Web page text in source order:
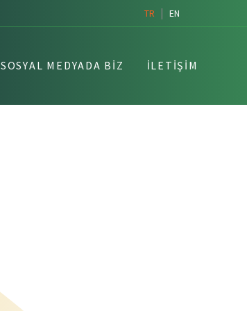
TR | EN
SOSYAL MEDYADA BIZ İLETIŞIM